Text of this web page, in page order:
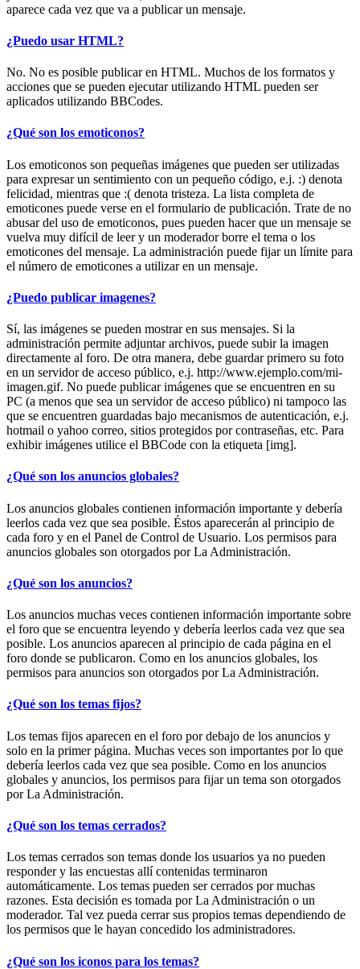
aparece cada vez que va a publicar un mensaje.
¿Puedo usar HTML?
No. No es posible publicar en HTML. Muchos de los formatos y
acciones que se pueden ejecutar utilizando HTML pueden ser
aplicados utilizando BBCodes.
¿Qué son los emoticonos?
Los emoticonos son pequeñas imágenes que pueden ser utilizadas
para expresar un sentimiento con un pequeño código, e.j. :) denota
felicidad, mientras que :( denota tristeza. La lista completa de
emoticones puede verse en el formulario de publicación. Trate de no
abusar del uso de emoticonos, pues pueden hacer que un mensaje se
vuelva muy difícil de leer y un moderador borre el tema o los
emoticones del mensaje. La administración puede fijar un límite para
el número de emoticones a utilizar en un mensaje.
¿Puedo publicar imagenes?
Sí, las imágenes se pueden mostrar en sus mensajes. Si la
administración permite adjuntar archivos, puede subir la imagen
directamente al foro. De otra manera, debe guardar primero su foto
en un servidor de acceso público, e.j. http://www.ejemplo.com/mi-
imagen.gif. No puede publicar imágenes que se encuentren en su
PC (a menos que sea un servidor de acceso público) ni tampoco las
que se encuentren guardadas bajo mecanismos de autenticación, e.j.
hotmail o yahoo correo, sitios protegidos por contraseñas, etc. Para
exhibir imágenes utilice el BBCode con la etiqueta [img].
¿Qué son los anuncios globales?
Los anuncios globales contienen información importante y debería
leerlos cada vez que sea posible. Éstos aparecerán al principio de
cada foro y en el Panel de Control de Usuario. Los permisos para
anuncios globales son otorgados por La Administración.
¿Qué son los anuncios?
Los anuncios muchas veces contienen información importante sobre
el foro que se encuentra leyendo y debería leerlos cada vez que sea
posible. Los anuncios aparecen al principio de cada página en el
foro donde se publicaron. Como en los anuncios globales, los
permisos para anuncios son otorgados por La Administración.
¿Qué son los temas fijos?
Los temas fijos aparecen en el foro por debajo de los anuncios y
solo en la primer página. Muchas veces son importantes por lo que
debería leerlos cada vez que sea posible. Como en los anuncios
globales y anuncios, los permisos para fijar un tema son otorgados
por La Administración.
¿Qué son los temas cerrados?
Los temas cerrados son temas donde los usuarios ya no pueden
responder y las encuestas allí contenidas terminaron
automáticamente. Los temas pueden ser cerrados por muchas
razones. Esta decisión es tomada por La Administración o un
moderador. Tal vez pueda cerrar sus propios temas dependiendo de
los permisos que le hayan concedido los administradores.
¿Qué son los iconos para los temas?